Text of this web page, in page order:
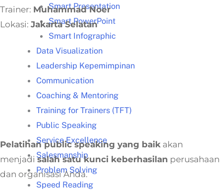
Smart Presentation
Smart PowerPoint
Smart Infographic
Data Visualization
Leadership Kepemimpinan
Communication
Coaching & Mentoring
Training for Trainers (TFT)
Public Speaking
Service Excellence
Salesmanship
Problem Solving
Speed Reading
Trainer: Muhammad Noer
Lokasi: Jakarta Selatan
Pelatihan public speaking yang baik akan
menjadi salah satu kunci keberhasilan perusahaan
dan organisasi Anda.